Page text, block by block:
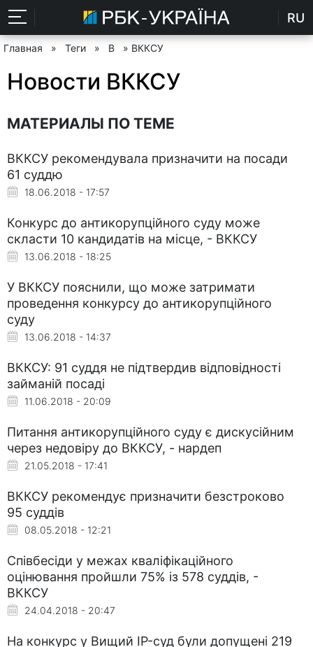
RU
Главная » Теги » В » ВККСУ
Новости ВККСУ
МАТЕРИАЛЫ ПО ТЕМЕ
ВККСУ рекомендувала призначити на посади
61 суддю
18.06.2018 - 17:57
Конкурс до антикорупційного суду може
скласти 10 кандидатів на місце, - ВККСУ
13.06.2018 - 18:25
У ВККСУ пояснили, що може затримати
проведення конкурсу до антикорупційного
суду
13.06.2018 - 14:37
ВККСУ: 91 суддя не підтвердив відповідності
займаній посаді
11.06.2018 - 20:09
Питання антикорупційного суду є дискусійним
через недовіру до ВККСУ, - нардеп
21.05.2018 - 17:41
ВККСУ рекомендує призначити безстроково
95 суддів
08.05.2018 - 12:21
Співбесіди у межах кваліфікаційного
оцінювання пройшли 75% із 578 суддів, -
ВККСУ
24.04.2018 - 20:47
На конкурс у Вищий IP-суд були допущені 219